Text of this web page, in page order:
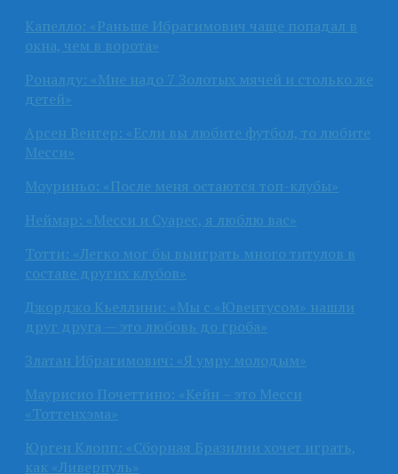
Капелло: «Раньше Ибрагимович чаще попадал в
окна, чем в ворота»
Роналду: «Мне надо 7 Золотых мячей и столько же
детей»
Арсен Венгер: «Если вы любите футбол, то любите
Месси»
Моуриньо: «После меня остаются топ-клубы»
Неймар: «Месси и Суарес, я люблю вас»
Тотти: «Легко мог бы выиграть много титулов в
составе других клубов»
Джорджо Кьеллини: «Мы с «Ювентусом» нашли
друг друга — это любовь до гроба»
Златан Ибрагимович: «Я умру молодым»
Маурисио Почеттино: «Кейн – это Месси
«Тоттенхэма»
Юрген Клопп: «Сборная Бразилии хочет играть,
как «Ливерпуль»